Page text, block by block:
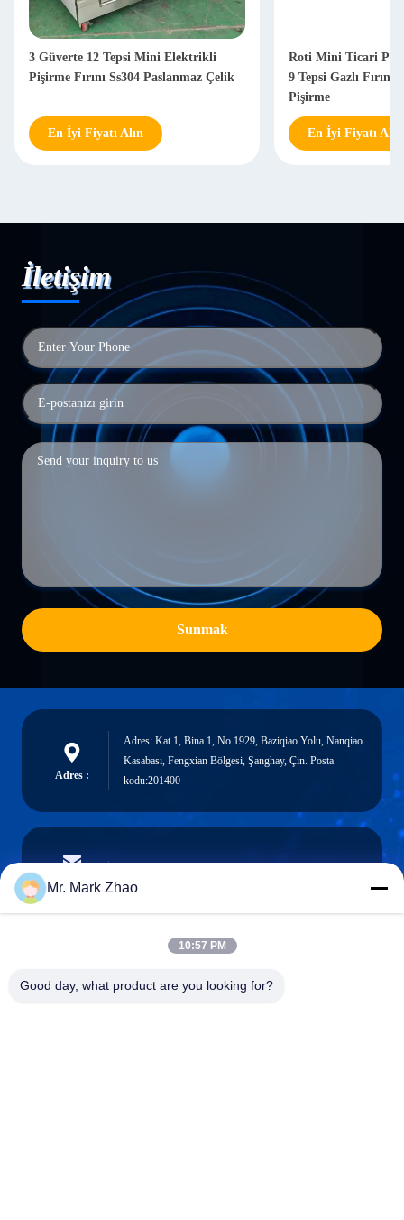
3 Güverte 12 Tepsi Mini Elektrikli
Pişirme Fırını Ss304 Paslanmaz Çelik
En İyi Fiyatı Alın
Roti Mini Ticari
9 Tepsi Gazlı Fırın
Pişirme
En İyi Fiyatı Alın
İletişim
Sunmak
Adres :
Adres: Kat 1, Bina 1, No.1929, Baziqiao Yolu, Nanqiao
Kasabası, Fengxian Bölgesi, Şanghay, Çin. Posta
kodu:201400
e-posta
Telefon :
Mr. Mark Zhao
10:57 PM
Good day, what product are you looking for?